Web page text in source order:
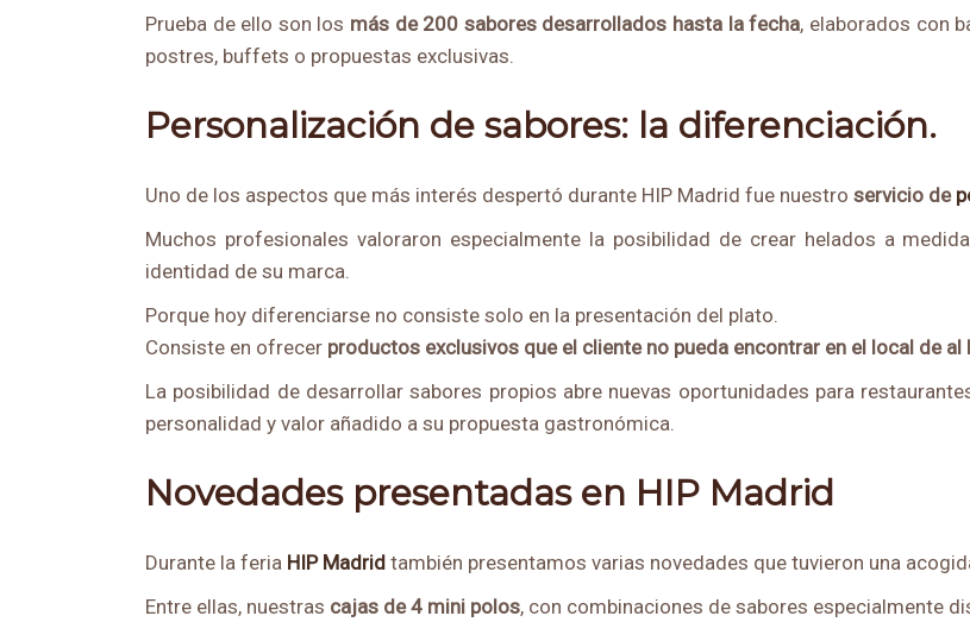
Prueba de ello son los más de 200 sabores desarrollados hasta la fecha, elaborados con
postres, buffets o propuestas exclusivas.
Personalización de sabores: la diferenciación.
Uno de los aspectos que más interés despertó durante HIP Madrid fue nuestro servicio de
Muchos profesionales valoraron especialmente la posibilidad de crear helados a
identidad de su marca.
Porque hoy diferenciarse no consiste solo en la presentación del plato.
Consiste en ofrecer productos exclusivos que el cliente no pueda encontrar en el local de al
La posibilidad de desarrollar sabores propios abre nuevas oportunidades para
personalidad y valor añadido a su propuesta gastronómica.
Novedades presentadas en HIP Madrid
Durante la feria HIP Madrid también presentamos varias novedades que tuvieron una
Entre ellas, nuestras cajas de 4 mini polos, con combinaciones de sabores especialmente